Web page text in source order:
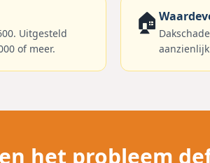
Uitgesteld
of meer.
🏠
het probleem